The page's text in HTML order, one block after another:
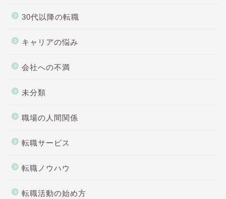
30代以降の転職
キャリアの悩み
会社への不満
未分類
職場の人間関係
転職サービス
転職ノウハウ
転職活動の始め方